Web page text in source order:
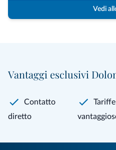
Vedi
Vantaggi esclusivi
Contatto
diretto
Tariffe